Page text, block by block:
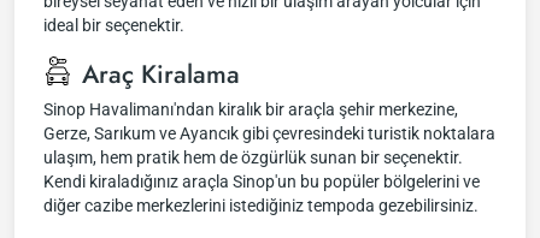
ideal bir seçenektir.
Araç Kiralama
Sinop Havalimanı'ndan kiralık bir araçla şehir merkezine,
Gerze, Sarıkum ve Ayancık gibi çevresindeki turistik noktalara
ulaşım, hem pratik hem de özgürlük sunan bir seçenektir.
Kendi kiraladığınız araçla Sinop'un bu popüler bölgelerini ve
diğer cazibe merkezlerini istediğiniz tempoda gezebilirsiniz.